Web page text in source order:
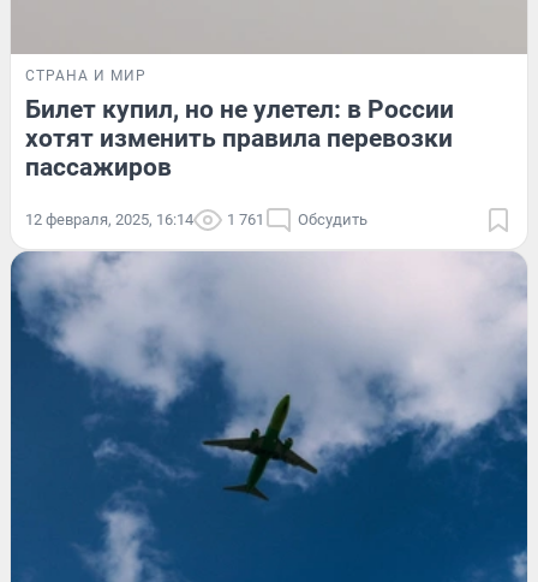
СТРАНА И МИР
Билет купил, но не улетел: в России
хотят изменить правила перевозки
пассажиров
12 февраля, 2025, 16:14 1 761 Обсудить